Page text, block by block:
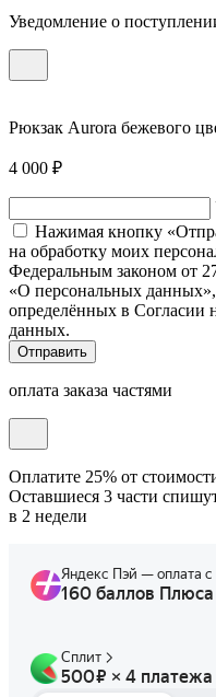
Уведомление о
Рюкзак Aurora бежевого
4 000 ₽
Нажимая кнопку
на обработку моих
Федеральным законом от
«О персональных
определённых в Согласии
данных.
Отправить
оплата заказа частями
Оплатите 25% от
Оставшиеся 3 части
в 2 недели